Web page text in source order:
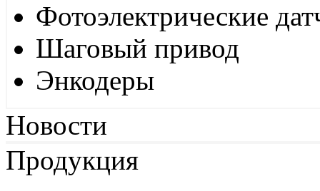
Фотоэлектрические
Шаговый привод
Энкодеры
Новости
Продукция